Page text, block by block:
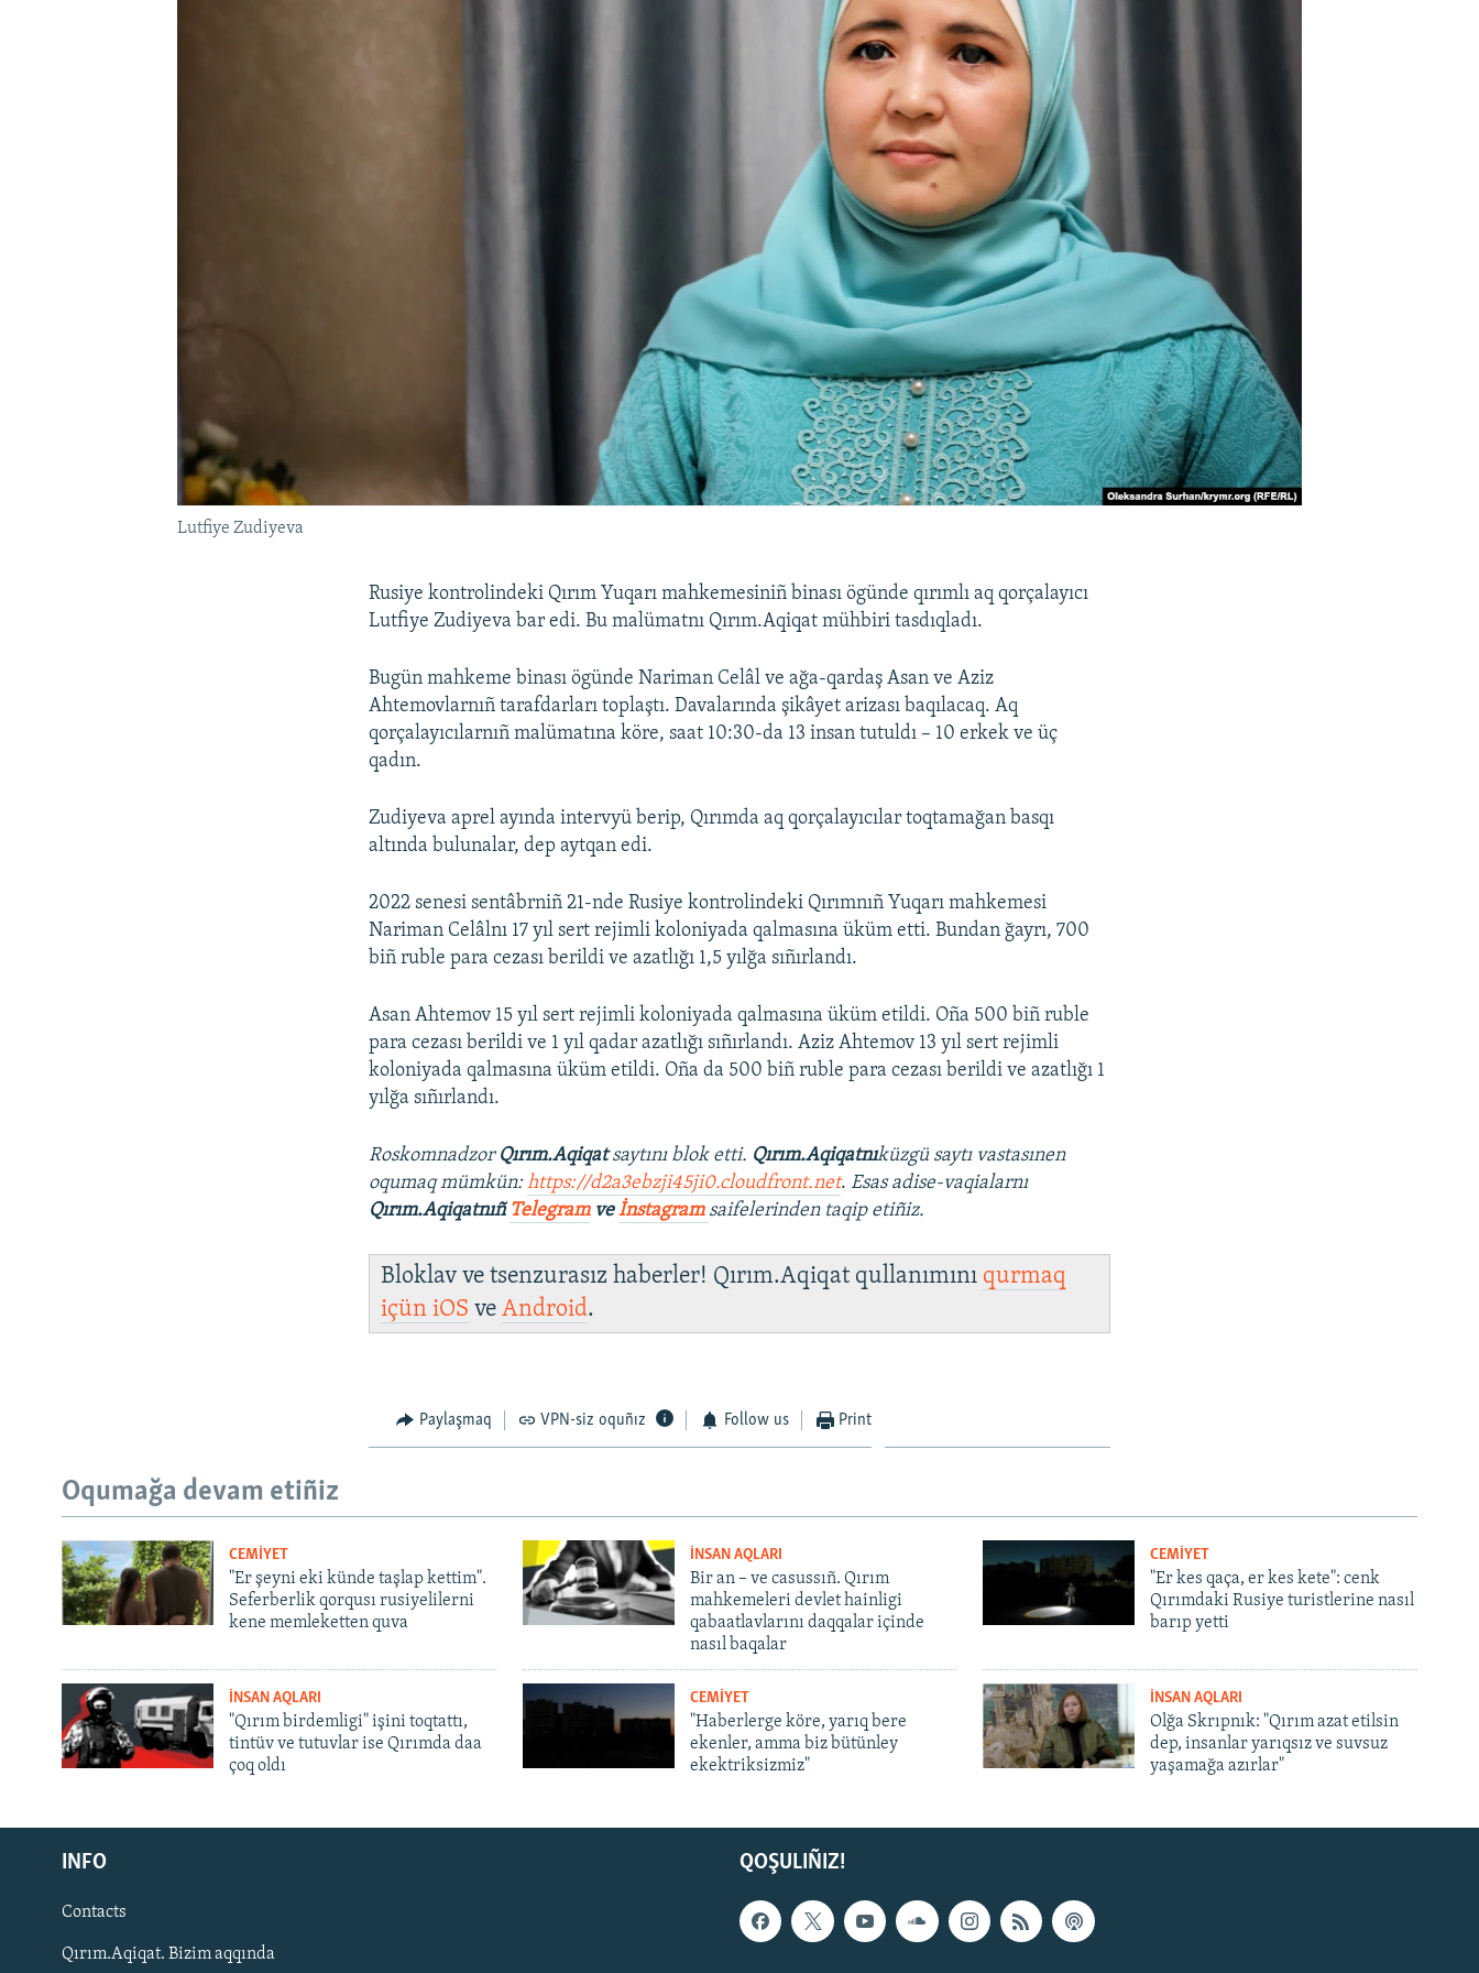
Русский
Українською
QOŞULIÑIZ!
Lutfiye Zudiyeva
Rusiye kontrolindeki Qırım Yuqarı mahkemesiniñ binası ögünde qırımlı aq qorçalayıcı
Lutfiye Zudiyeva bar edi. Bu malümatnı Qırım.Aqiqat mühbiri tasdıqladı.
Bugün mahkeme binası ögünde Nariman Celâl ve ağa-qardaş Asan ve Aziz
Ahtemovlarnıñ tarafdarları toplaştı. Davalarında şikâyet arizası baqılacaq. Aq
qorçalayıcılarnıñ malümatına köre, saat 10:30-da 13 insan tutuldı – 10 erkek ve üç
qadın.
Zudiyeva aprel ayında intervyü berip, Qırımda aq qorçalayıcılar toqtamağan basqı
altında bulunalar, dep aytqan edi.
2022 senesi sentâbrniñ 21-nde Rusiye kontrolindeki Qırımnıñ Yuqarı mahkemesi
Nariman Celâlnı 17 yıl sert rejimli koloniyada qalmasına üküm etti. Bundan ğayrı, 700
biñ ruble para cezası berildi ve azatlığı 1,5 yılğa sıñırlandı.
Asan Ahtemov 15 yıl sert rejimli koloniyada qalmasına üküm etildi. Oña 500 biñ ruble
para cezası berildi ve 1 yıl qadar azatlığı sıñırlandı. Aziz Ahtemov 13 yıl sert rejimli
koloniyada qalmasına üküm etildi. Oña da 500 biñ ruble para cezası berildi ve azatlığı 1
yılğa sıñırlandı.
Roskomnadzor Qırım.Aqiqatsaytını blok etti. Qırım.Aqiqatnıküzgü saytı vastasınen
oqumaq mümkün:https://d2a3ebzji45ji0.cloudfront.net.Esas adise-vaqialarnı
Qırım.AqiqatnıñTelegramveİnstagram saifelerinden taqip etiñiz.
Bloklav ve tsenzurasız haberler! Qırım.Aqiqat qullanımını qurmaq
içüniOS veAndroid.
Paylaşmaq VPN-siz oquñız Follow us Print
Oqumağa devam etiñiz
CEMİYET
"Er şeyni eki künde taşlap kettim".
Seferberlik qorqusı rusiyelilerni
kene memleketten quva
İNSAN AQLARI
Bir an – ve casussıñ. Qırım
mahkemeleri devlet hainligi
qabaatlavlarını daqqalar içinde
nasıl baqalar
CEMİYET
"Er kes qaça, er kes kete": cenk
Qırımdaki Rusiye turistlerine nasıl
barıp yetti
İNSAN AQLARI
"Qırım birdemligi" işini toqtattı,
tintüv ve tutuvlar ise Qırımda daa
çoq oldı
CEMİYET
"Haberlerge köre, yarıq bere
ekenler, amma biz bütünley
ekektriksizmiz"
İNSAN AQLARI
Olğa Skrıpnık: "Qırım azat etilsin
dep, insanlar yarıqsız ve suvsuz
yaşamağa azırlar"
QOŞULIÑIZ!
INFO
Contacts
Qırım.Aqiqat. Bizim aqqında